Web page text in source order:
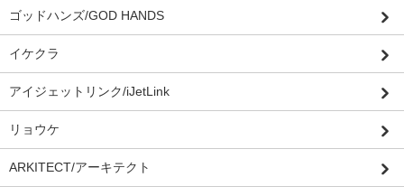
ゴッドハンズ/GOD HANDS
イケクラ
アイジェットリンク/iJetLink
リョウケ
ARKITECT/アーキテクト